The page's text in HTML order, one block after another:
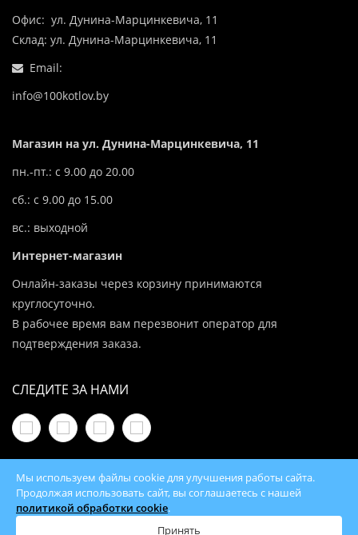
Офис: ул. Дунина-Марцинкевича, 11
Склад: ул. Дунина-Марцинкевича, 11
Email:
info@100kotlov.by
Магазин на ул. Дунина-Марцинкевича, 11
пн.-пт.: с 9.00 до 20.00
сб.: с 9.00 до 15.00
вс.: выходной
Интернет-магазин
Онлайн-заказы через корзину принимаются
круглосуточно.
В рабочее время вам перезвонит оператор для
подтверждения заказа.
СЛЕДИТЕ ЗА НАМИ
© 2026 100Kotlov.by — продажа отопительного
оборудования с доставкой по всей Беларуси
Мы используем файлы cookie для улучшения работы сайта.
Продолжая использовать сайт, вы соглашаетесь с нашей
политикой обработки cookie.
Принять